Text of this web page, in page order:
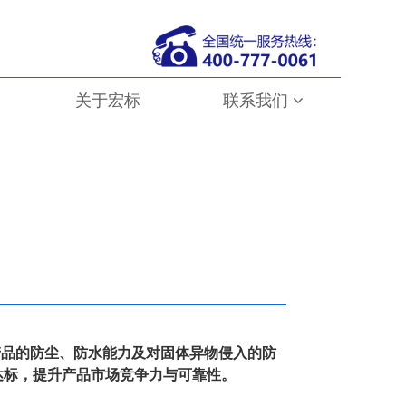
关于宏标 联系我们
的防尘、防水能力及对固体异物侵入的防
，提升产品市场竞争力与可靠性。